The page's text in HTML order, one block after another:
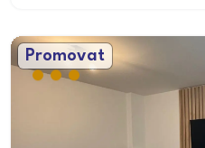
Promovat